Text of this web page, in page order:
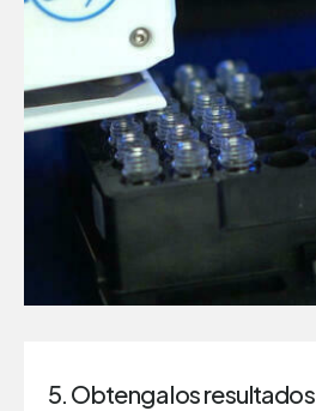
5. Obtenga los resultados